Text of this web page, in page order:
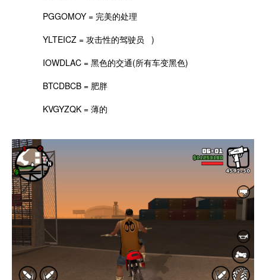
PGGOMOY = 完美的处理
YLTEICZ = 攻击性的驾驶员 )
IOWDLAC = 黑色的交通(所有车变黑色)
BTCDBCB = 肥胖
KVGYZQK = 薄的